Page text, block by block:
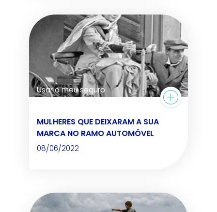
Usar o meu seguro
MULHERES QUE DEIXARAM A SUA
MARCA NO RAMO AUTOMÓVEL
08/06/2022